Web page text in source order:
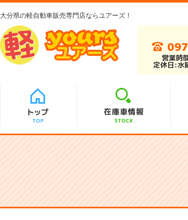
大分県の軽自動車販売専門店ならユアーズ！
営業時
定休日:水